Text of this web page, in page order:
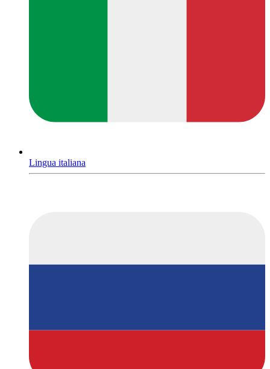
Lingua italiana